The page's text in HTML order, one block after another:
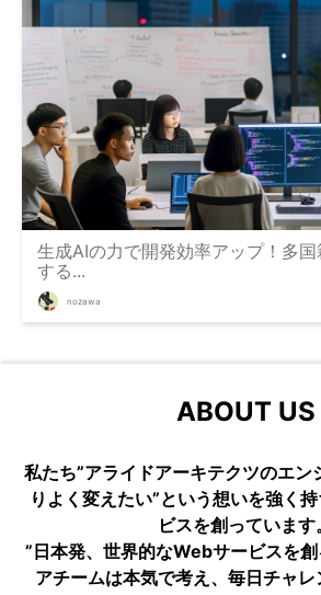
生成AIの力で開発効率アップ！多
する...
nozawa
ABOUT US
私たち”アライドアーキテクツのエン
りよく変えたい”という想いを強く
ビスを創っています。
”日本発、世界的なWebサービスを
アチームは本気で考え、毎日チャレ